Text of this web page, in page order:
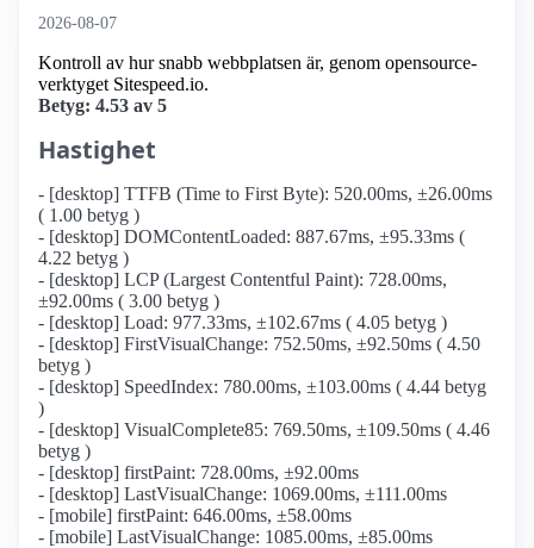
2026-08-07
Kontroll av hur snabb webbplatsen är, genom opensource-
verktyget Sitespeed.io.
Betyg: 4.53 av 5
Hastighet
- [desktop] TTFB (Time to First Byte): 520.00ms, ±26.00ms
( 1.00 betyg )
- [desktop] DOMContentLoaded: 887.67ms, ±95.33ms (
4.22 betyg )
- [desktop] LCP (Largest Contentful Paint): 728.00ms,
±92.00ms ( 3.00 betyg )
- [desktop] Load: 977.33ms, ±102.67ms ( 4.05 betyg )
- [desktop] FirstVisualChange: 752.50ms, ±92.50ms ( 4.50
betyg )
- [desktop] SpeedIndex: 780.00ms, ±103.00ms ( 4.44 betyg
)
- [desktop] VisualComplete85: 769.50ms, ±109.50ms ( 4.46
betyg )
- [desktop] firstPaint: 728.00ms, ±92.00ms
- [desktop] LastVisualChange: 1069.00ms, ±111.00ms
- [mobile] firstPaint: 646.00ms, ±58.00ms
- [mobile] LastVisualChange: 1085.00ms, ±85.00ms